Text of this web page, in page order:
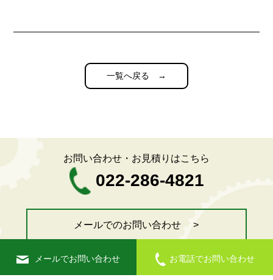
一覧へ戻る →
お問い合わせ・お見積りはこちら
022-286-4821
メールでのお問い合わせ >
メールでお問い合わせ お電話でお問い合わせ